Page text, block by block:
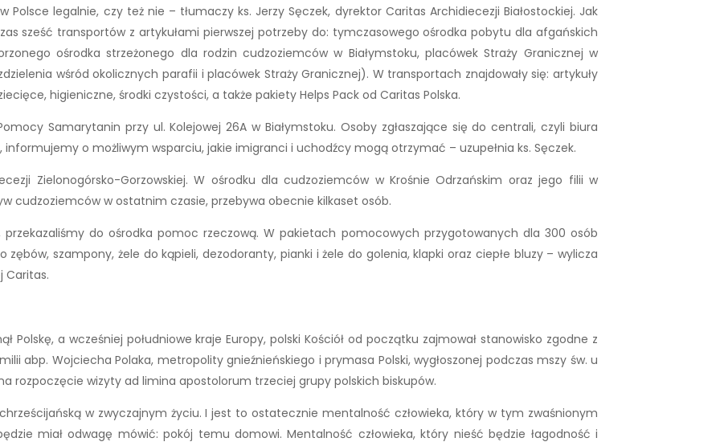
Polsce legalnie, czy też nie – tłumaczy ks. Jerzy Sęczek, dyrektor Caritas Archidiecezji Białostockiej. Jak
sześć transportów z artykułami pierwszej potrzeby do: tymczasowego ośrodka pobytu dla afgańskich
ośrodka strzeżonego dla rodzin cudzoziemców w Białymstoku, placówek Straży Granicznej w
wśród okolicznych parafii i placówek Straży Granicznej). W transportach znajdowały się: artykuły
higieniczne, środki czystości, a także pakiety Helps Pack od Caritas Polska.
Samarytanin przy ul. Kolejowej 26A w Białymstoku. Osoby zgłaszające się do centrali, czyli biura
o możliwym wsparciu, jakie imigranci i uchodźcy mogą otrzymać – uzupełnia ks. Sęczek.
Zielonogórsko-Gorzowskiej. W ośrodku dla cudzoziemców w Krośnie Odrzańskim oraz jego filii w
cudzoziemców w ostatnim czasie, przebywa obecnie kilkaset osób.
przekazaliśmy do ośrodka pomoc rzeczową. W pakietach pomocowych przygotowanych dla 300 osób
zębów, szampony, żele do kąpieli, dezodoranty, pianki i żele do golenia, klapki oraz ciepłe bluzy – wylicza
Caritas.
a wcześniej południowe kraje Europy, polski Kościół od początku zajmował stanowisko zgodne z
abp. Wojciecha Polaka, metropolity gnieźnieńskiego i prymasa Polski, wygłoszonej podczas mszy św. u
rozpoczęcie wizyty ad limina apostolorum trzeciej grupy polskich biskupów.
w zwyczajnym życiu. I jest to ostatecznie mentalność człowieka, który w tym zwaśnionym
miał odwagę mówić: pokój temu domowi. Mentalność człowieka, który nieść będzie łagodność i